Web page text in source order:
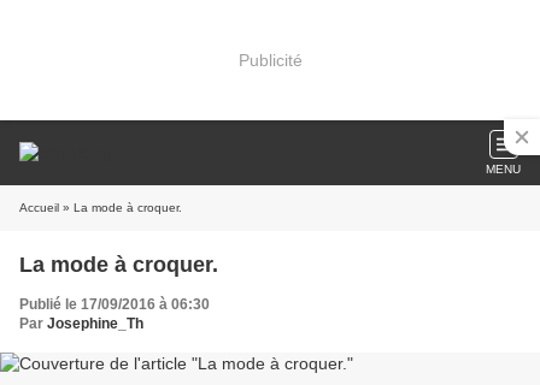
Publicité
MENU
Accueil » La mode à croquer.
La mode à croquer.
Publié le 17/09/2016 à 06:30
Par Josephine_Th